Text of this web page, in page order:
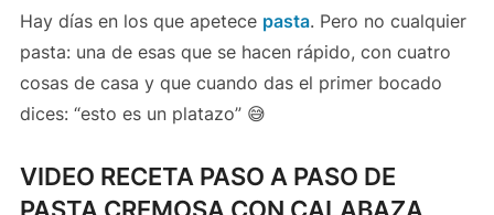
Hay días en los que apetece pasta. Pero no cualquier
pasta: una de esas que se hacen rápido, con cuatro
cosas de casa y que cuando das el primer bocado
dices: “esto es un platazo” 😅
VIDEO RECETA PASO A PASO DE
PASTA CREMOSA CON CALABAZA